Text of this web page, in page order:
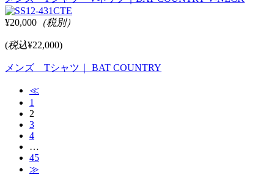
¥20,000 （税別）
(税込¥22,000)
メンズ Tシャツ｜ BAT COUNTRY
≪
1
2
3
4
…
45
≫